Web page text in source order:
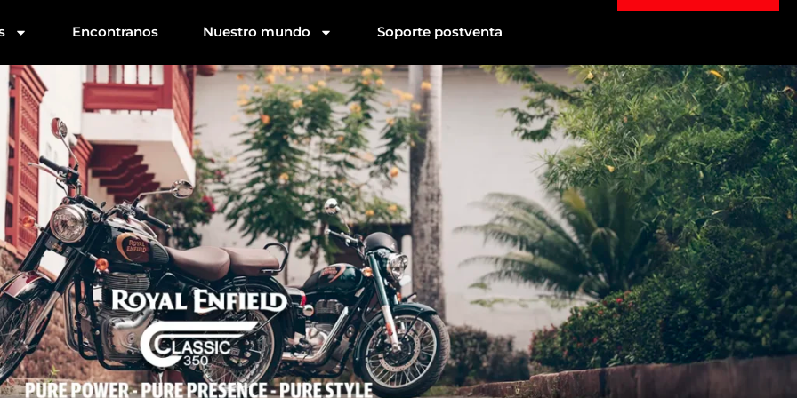
Encontranos Nuestro mundo Soporte postventa